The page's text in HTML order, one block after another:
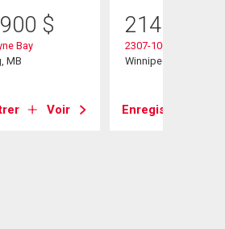
$
Bay
MB
Voir
214 900
2307-100 Plaza Dr
Winnipeg, MB
Enregistrer